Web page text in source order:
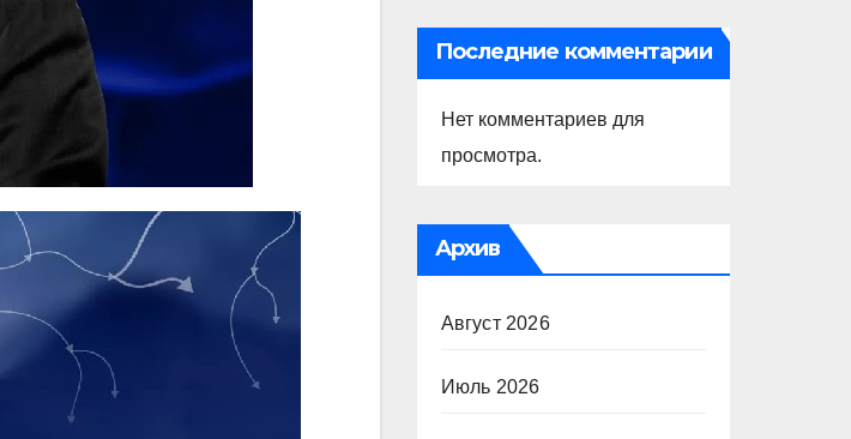
Последние комментарии
Нет комментариев для
просмотра.
Архив
Август 2026
Июль 2026